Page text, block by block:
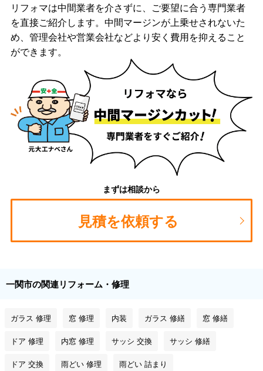
リフォマは中間業者を介さずに、ご要望に合う専門業者
を直接ご紹介します。中間マージンが上乗せされないた
め、管理会社や営業会社などより安く費用を抑えること
ができます。
まずは相談から
見積を依頼する
一関市の関連リフォーム・修理
ガラス 修理 窓 修理 内装 ガラス 修繕 窓 修繕
ドア 修理 内窓 修理 サッシ 交換 サッシ 修繕
ドア 交換 雨どい 修理 雨どい 詰まり